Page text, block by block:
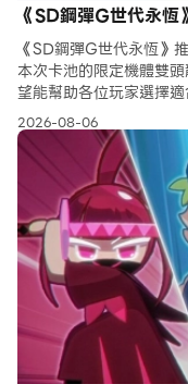
《SD鋼彈G世代永
裝鋼彈改解析
《SD鋼彈G世代永恆》
本次卡池的限定機體雙
望能幫助各位玩家選擇適
2026-08-06